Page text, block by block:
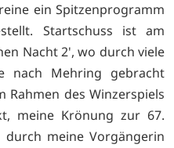
ein Spitzenprogramm
Startschuss ist am
Nacht 2', wo durch viele
nach Mehring gebracht
des Winzerspiels
meine Krönung zur 67.
meine Vorgängerin